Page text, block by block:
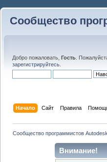
Сообщество
Добро пожаловать, Гость .
зарегистрируйтесь
Начало Сайт Правила
Сообщество программистов
Внимание!